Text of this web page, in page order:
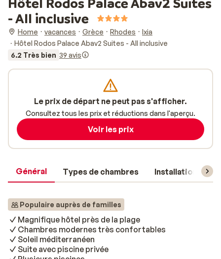
- All inclusive
Home vacances Grèce Rhodes
Ixia
Hôtel Rodos Palace Abav2 Suites - All inclusive
6.2 Très bien 39 avis
Général Types de chambres Installations
Populaire auprès de familles
Magnifique hôtel près de la plage
Chambres modernes très confortables
Soleil méditerranéen
Suite avec piscine privée
Le prix de départ ne peut pas s'afficher.
Consultez tous les prix et réductions dans l'aperçu.
Voir les prix